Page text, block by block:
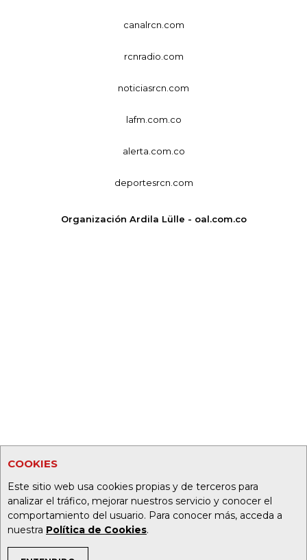
COOKIES
Este sitio web usa cookies propias y de terceros para
analizar el tráfico, mejorar nuestros servicio y conocer el
comportamiento del usuario. Para conocer más, acceda a
nuestra Política de Cookies.
canalrcn.com
rcnradio.com
noticiasrcn.com
lafm.com.co
alerta.com.co
deportesrcn.com
Organización Ardila Lülle - oal.com.co